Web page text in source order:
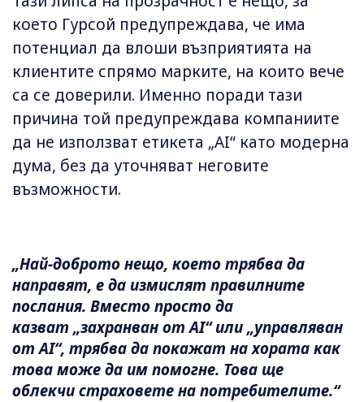
което Гурсой предупреждава, че има
потенциал да влоши възприятията на
клиентите спрямо марките, на които вече
са се доверили. Именно поради тази
причина той предупреждава компаниите
да не използват етикета „AI“ като модерна
дума, без да уточняват неговите
възможности.
„Най-доброто нещо, което трябва да
направят, е да измислят правилните
послания. Вместо просто да
казват „захранван от AI“ или „управляван
от AI“, трябва да покажат на хората как
това може да им помогне. Това ще
облекчи страховете на потребителите.“